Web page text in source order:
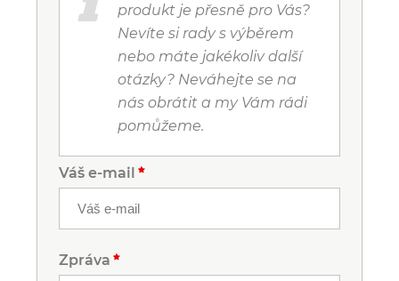
produkt je přesně pro Vás?
Nevíte si rady s výběrem
nebo máte jakékoliv další
otázky? Neváhejte se na
nás obrátit a my Vám rádi
pomůžeme.
Váš e-mail
Zpráva